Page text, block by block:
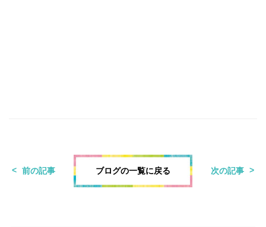
前の記事 ブログの一覧に戻る 次の記事